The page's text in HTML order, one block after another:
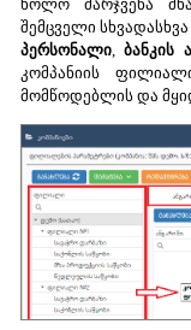
ხოლო მარჯვენა
შემცველი
პერსონალი,ბანკის
კომპანიის
მომწოდებლის და